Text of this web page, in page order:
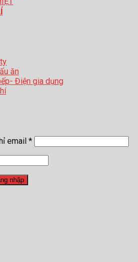
ăn
Điện gia dụng
email *
nhập